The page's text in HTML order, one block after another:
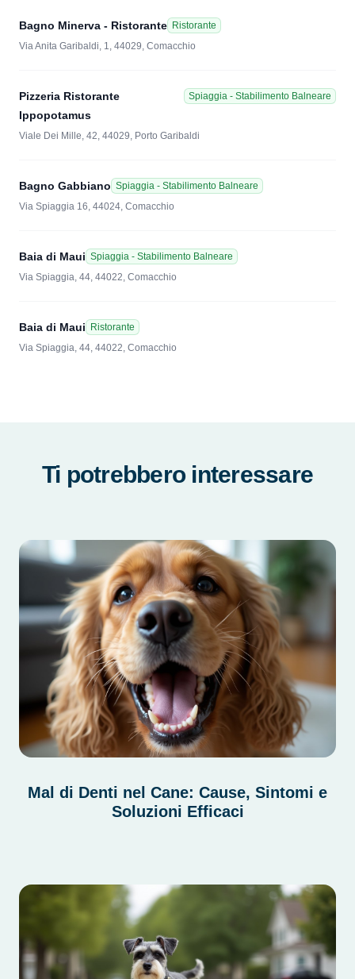
Bagno Minerva - Ristorante Ristorante
Via Anita Garibaldi, 1, 44029, Comacchio
Pizzeria Ristorante
Ippopotamus
Spiaggia - Stabilimento Balneare
Viale Dei Mille, 42, 44029, Porto Garibaldi
Bagno Gabbiano Spiaggia - Stabilimento Balneare
Via Spiaggia 16, 44024, Comacchio
Baia di Maui Spiaggia - Stabilimento Balneare
Via Spiaggia, 44, 44022, Comacchio
Baia di Maui
Ristorante
Via Spiaggia, 44, 44022, Comacchio
Ti potrebbero interessare
Mal di Denti nel Cane: Cause, Sintomi e
Soluzioni Efficaci